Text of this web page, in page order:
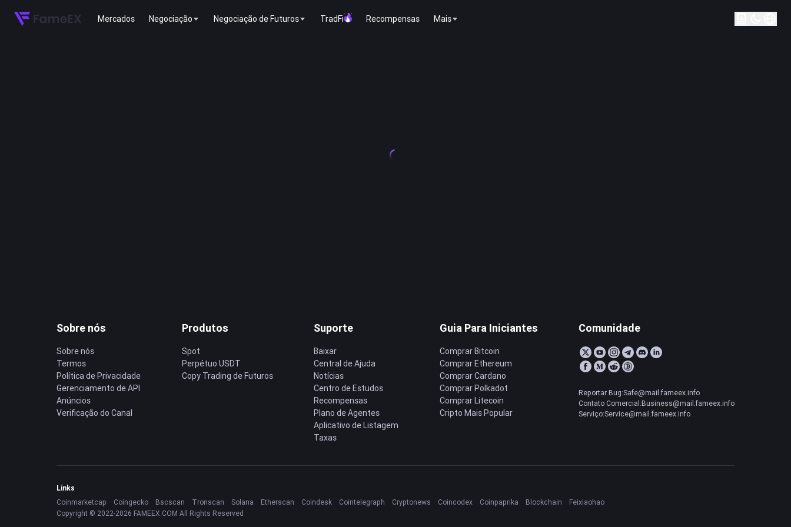
Mercados Negociação Negociação de Futuros TradFi Recompensas Mais
Sobre nós
Sobre nós
Termos
Política de Privacidade
Gerenciamento de API
Anúncios
Verificação do Canal
Produtos
Spot
Perpétuo USDT
Copy Trading de Futuros
Suporte
Baixar
Central de Ajuda
Notícias
Centro de Estudos
Recompensas
Plano de Agentes
Aplicativo de Listagem
Taxas
Guia Para Iniciantes
Comprar Bitcoin
Comprar Ethereum
Comprar Cardano
Comprar Polkadot
Comprar Litecoin
Cripto Mais Popular
Comunidade
Reportar Bug:Safe@mail.fameex.info
Contato Comercial:Business@mail.fameex.info
Serviço:Service@mail.fameex.info
Links
Coinmarketcap
Coingecko Bscscan Tronscan Solana Etherscan Coindesk Cointelegraph Cryptonews Coincodex Coinpaprika Blockchain
Feixiaohao
Copyright © 2022-2026 FAMEEX.COM All Rights Reserved